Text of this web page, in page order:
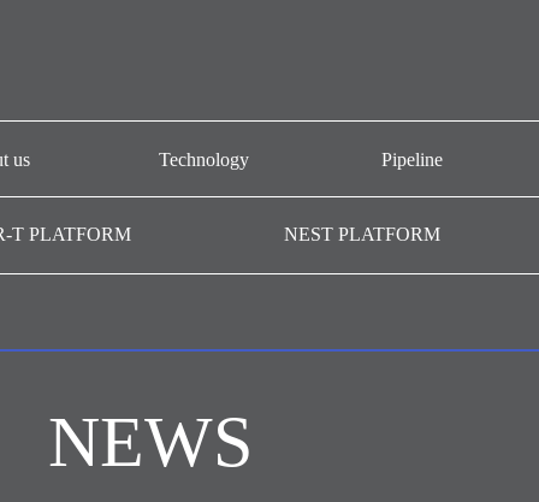
us
관
Technology Pipeline
AM201
T PLATFORM NEST PLATFORM
NEWS